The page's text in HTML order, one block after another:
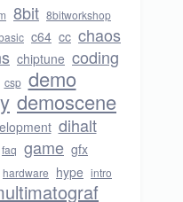
8bit 8bitworkshop
c64 cc chaos
chiptune coding
csp demo
demoscene
dihalt
faq game gfx
hardware hype intro